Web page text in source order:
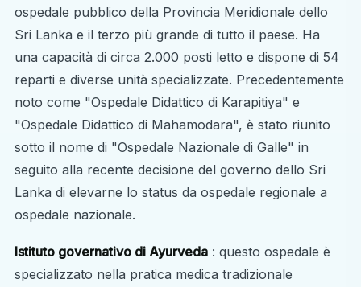
ospedale pubblico della Provincia Meridionale dello
Sri Lanka e il terzo più grande di tutto il paese. Ha
una capacità di circa 2.000 posti letto e dispone di 54
reparti e diverse unità specializzate. Precedentemente
noto come "Ospedale Didattico di Karapitiya" e
"Ospedale Didattico di Mahamodara", è stato riunito
sotto il nome di "Ospedale Nazionale di Galle" in
seguito alla recente decisione del governo dello Sri
Lanka di elevarne lo status da ospedale regionale a
ospedale nazionale.
Istituto governativo di Ayurveda : questo ospedale è
specializzato nella pratica medica tradizionale